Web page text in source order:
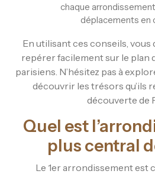
chaque
déplacements en
En utilisant ces conseils,
repérer facilement sur le plan
parisiens. N’hésitez pas à
découvrir les trésors qu’ils
découverte de
Quel est
plus central
Le 1er arrondissement est